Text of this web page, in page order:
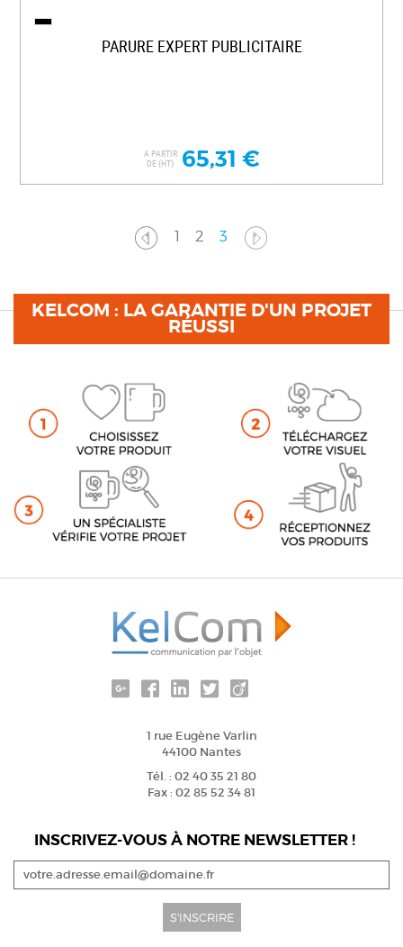
PARURE EXPERT PUBLICITAIRE
A PARTIR
DE (HT) 65,31 €
1 2 3
KELCOM : LA GARANTIE D'UN PROJET
RÉUSSI
1 rue Eugène Varlin
44100 Nantes
Tél. : 02 40 35 21 80
Fax : 02 85 52 34 81
INSCRIVEZ-VOUS À NOTRE NEWSLETTER !
S'INSCRIRE